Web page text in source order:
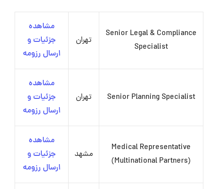
Senior Legal & Compliance
Specialist
تهران
مشاهده
جزئیات و
ارسال رزومه
Senior Planning Specialist تهران
مشاهده
جزئیات و
ارسال رزومه
Medical Representative
(Multinational Partners)
مشهد
مشاهده
جزئیات و
ارسال رزومه